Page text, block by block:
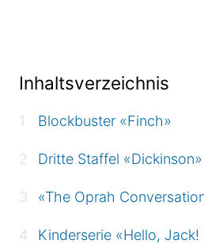
Inhaltsverzeichnis
Blockbuster «Finch»
Dritte Staffel «Dickinson»
«The Oprah
Kinderserie «Hello,